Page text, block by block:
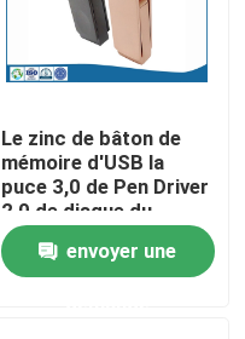
Le zinc de bâton de
mémoire d'USB la
puce 3,0 de Pen Driver
2,0 de disque du
moulage mécanique
sous pression U
envoyer une